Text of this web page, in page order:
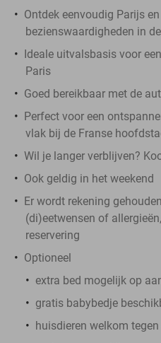
Ontdek eenvoudig Parijs
bezienswaardigheden in
Ideale uitvalsbasis voor
Paris
Goed bereikbaar met de
Perfect voor een
vlak bij de Franse
Wil je langer verblijven?
Ook geldig in het weekend
Er wordt rekening
(di)eetwensen of
reservering
Optioneel
extra bed mogelijk op
gratis babybedje
huisdieren welkom